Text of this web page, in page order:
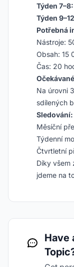
Týden 7–8:
Týden
Potřebná
Nástroje:
Obsah: 15
Čas: 20
Na úrovni
sdílených
Sledování:
Měsíční
Týdenní
Čtvrtletní
Díky všem
jdeme na
Have